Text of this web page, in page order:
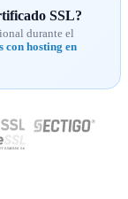
SSL?
durante el
con hosting en